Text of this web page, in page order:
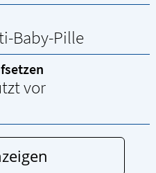
Baby-Pille
vor